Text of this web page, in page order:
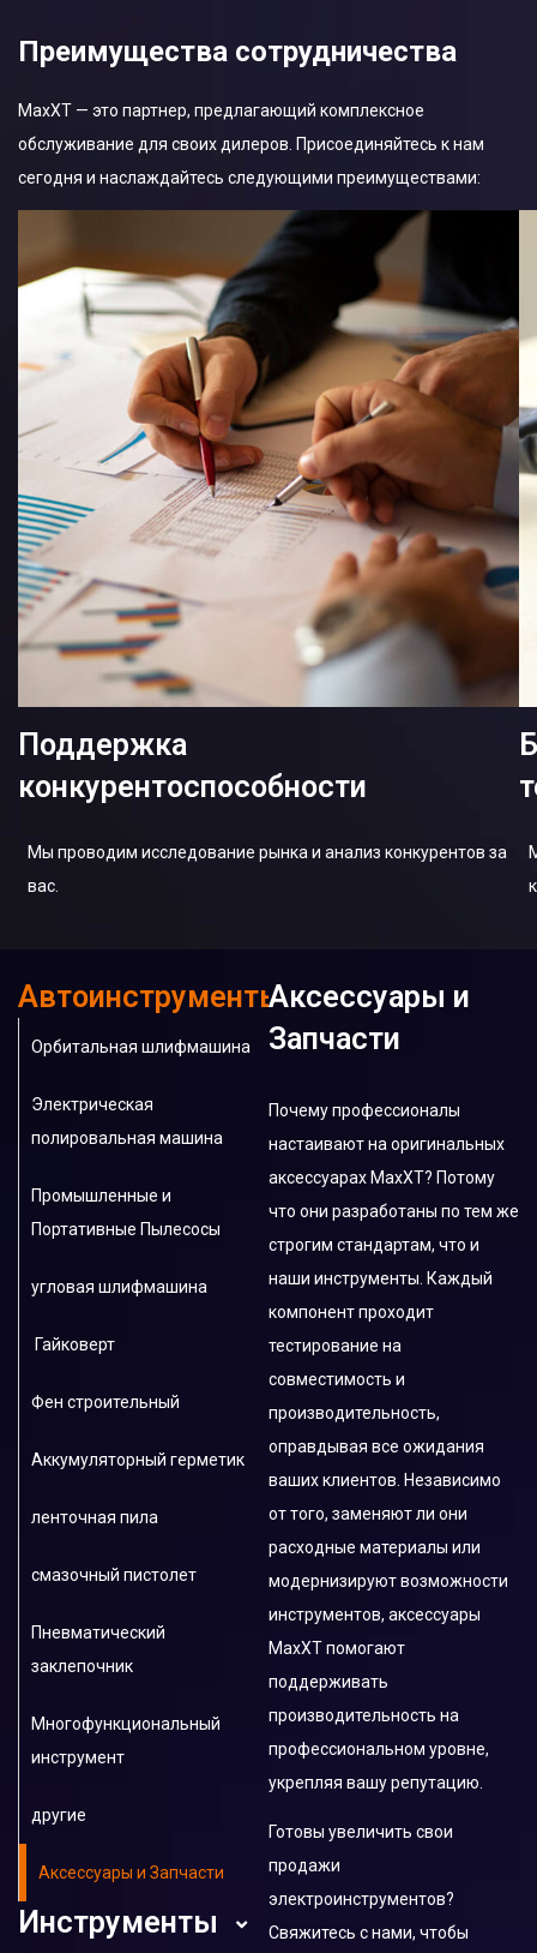
Преимущества cотрудничества
MaxXT — это партнер, предлагающий комплексное
обслуживание для своих дилеров. Присоединяйтесь к нам
сегодня и наслаждайтесь следующими преимуществами:
Поддержка
конкурентоспособности
Мы проводим исследование рынка и анализ конкурентов за
вас.
Автоинструменты
Орбитальная шлифмашина
Электрическая
полировальная машина
Промышленные и
Портативные Пылесосы
угловая шлифмашина
Гайковерт
Фен строительный
Аккумуляторный герметик
ленточная пила
смазочный пистолет
Пневматический
заклепочник
Многофункциональный
инструмент
другие
Аксессуары и Запчасти
Инструменты
Аксессуары и
Запчасти
Почему профессионалы
настаивают на оригинальных
аксессуарах MaxXT? Потому
что они разработаны по тем же
строгим стандартам, что и
наши инструменты. Каждый
компонент проходит
тестирование на
совместимость и
производительность,
оправдывая все ожидания
ваших клиентов. Независимо
от того, заменяют ли они
расходные материалы или
модернизируют возможности
инструментов, аксессуары
MaxXT помогают
поддерживать
производительность на
профессиональном уровне,
укрепляя вашу репутацию.
Готовы увеличить свои
продажи
электроинструментов?
Свяжитесь с нами, чтобы